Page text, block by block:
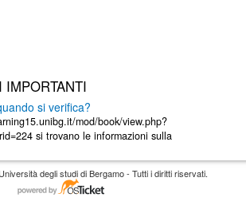
IMPORTANTI
si verifica?
mod/book/view.php?
si trovano le informazioni sulla
degli studi di Bergamo - Tutti i diritti riservati.